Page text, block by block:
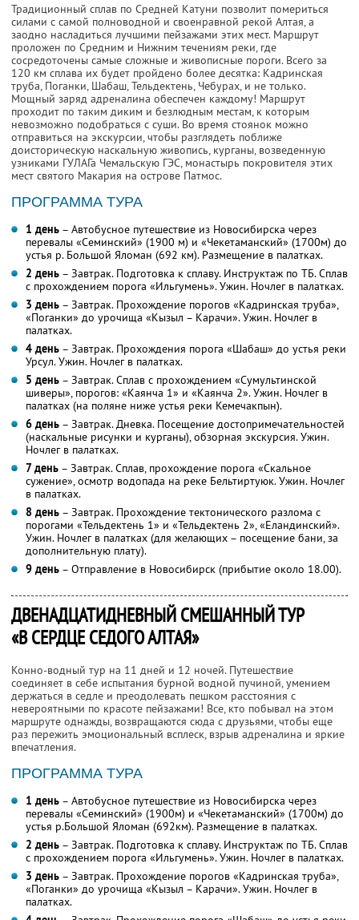
Традиционный сплав по Средней Катуни позволит помериться
силами с самой полноводной и своенравной рекой Алтая, а
заодно насладиться лучшими пейзажами этих мест. Маршрут
проложен по Средним и Нижним течениям реки, где
сосредоточены самые сложные и живописные пороги. Всего за
120 км сплава их будет пройдено более десятка: Кадринская
труба, Поганки, Шабаш, Тельдектень, Чебурах, и не только.
Мощный заряд адреналина обеспечен каждому! Маршрут
проходит по таким диким и безлюдным местам, к которым
невозможно подобраться с суши. Во время стоянок можно
отправиться на экскурсии, чтобы разглядеть поближе
доисторическую наскальную живопись, курганы, возведенную
узниками ГУЛАГа Чемальскую ГЭС, монастырь покровителя этих
мест святого Макария на острове Патмос.
ПРОГРАММА ТУРА
1 день – Автобусное путешествие из Новосибирска через
перевалы «Семинский» (1900 м) и «Чекетаманский» (1700м) до
устья р. Большой Яломан (692 км). Размещение в палатках.
2 день – Завтрак. Подготовка к сплаву. Инструктаж по ТБ. Сплав
с прохождением порога «Ильгумень». Ужин. Ночлег в палатках.
3 день – Завтрак. Прохождение порогов «Кадринская труба»,
«Поганки» до урочища «Кызыл – Карачи». Ужин. Ночлег в
палатках.
4 день – Завтрак. Прохождения порога «Шабаш» до устья реки
Урсул. Ужин. Ночлег в палатках.
5 день – Завтрак. Сплав с прохождением «Сумультинской
шиверы», порогов: «Каянча 1» и «Каянча 2». Ужин. Ночлег в
палатках (на поляне ниже устья реки Кемечакпын).
6 день – Завтрак. Дневка. Посещение достопримечательностей
(наскальные рисунки и курганы), обзорная экскурсия. Ужин.
Ночлег в палатках.
7 день – Завтрак. Сплав, прохождение порога «Скальное
сужение», осмотр водопада на реке Бельтиртуюк. Ужин. Ночлег
в палатках.
8 день – Завтрак. Прохождение тектонического разлома с
порогами «Тельдектень 1» и «Тельдектень 2», «Еландинский».
Ужин. Ночлег в палатках (для желающих – посещение бани, за
дополнительную плату).
9 день – Отправление в Новосибирск (прибытие около 18.00).
ДВЕНАДЦАТИДНЕВНЫЙ СМЕШАННЫЙ ТУР
«В СЕРДЦЕ СЕДОГО АЛТАЯ»
Конно-водный тур на 11 дней и 12 ночей. Путешествие
соединяет в себе испытания бурной водной пучиной, умением
держаться в седле и преодолевать пешком расстояния с
невероятными по красоте пейзажами! Все, кто побывал на этом
маршруте однажды, возвращаются сюда с друзьями, чтобы еще
раз пережить эмоциональный всплеск, взрыв адреналина и яркие
впечатления.
ПРОГРАММА ТУРА
1 день – Автобусное путешествие из Новосибирска через
перевалы «Семинский» (1900м) и «Чекетаманский» (1700м) до
устья р.Большой Яломан (692км). Размещение в палатках.
2 день – Завтрак. Подготовка к сплаву. Инструктаж по ТБ. Сплав
с прохождением порога «Ильгумень». Ужин. Ночлег в палатках.
3 день – Завтрак. Прохождение порогов «Кадринская труба»,
«Поганки» до урочища «Кызыл – Карачи». Ужин. Ночлег в
палатках.